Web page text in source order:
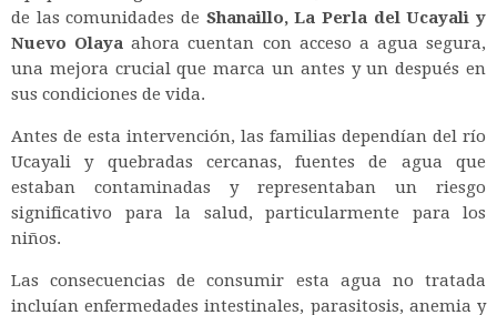
de las comunidades de Shanaillo, La Perla del Ucayali y
Nuevo Olaya ahora cuentan con acceso a agua segura,
una mejora crucial que marca un antes y un después en
sus condiciones de vida.
Antes de esta intervención, las familias dependían del río
Ucayali y quebradas cercanas, fuentes de agua que
estaban contaminadas y representaban un riesgo
significativo para la salud, particularmente para los
niños.
Las consecuencias de consumir esta agua no tratada
incluían enfermedades intestinales, parasitosis, anemia y